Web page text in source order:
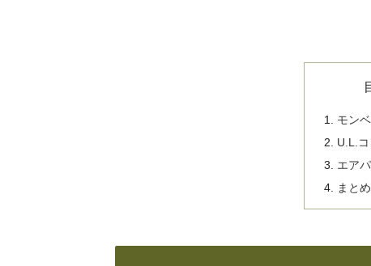
モン
U.L.
エア
まとめ